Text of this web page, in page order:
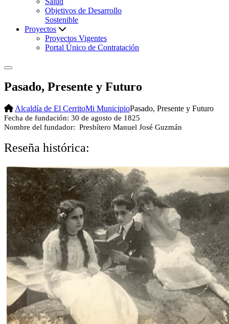
Objetivos de Desarrollo
Sostenible
Proyectos
Proyectos Vigentes
Portal Único de Contratación
Pasado, Presente y Futuro
Alcaldía de El CerritoMi MunicipioPasado, Presente y Futuro
​Fecha de fundación: 30 de agosto de 1825
Nombre del fundador: Presbítero Manuel José Guzmán
Reseña histórica: